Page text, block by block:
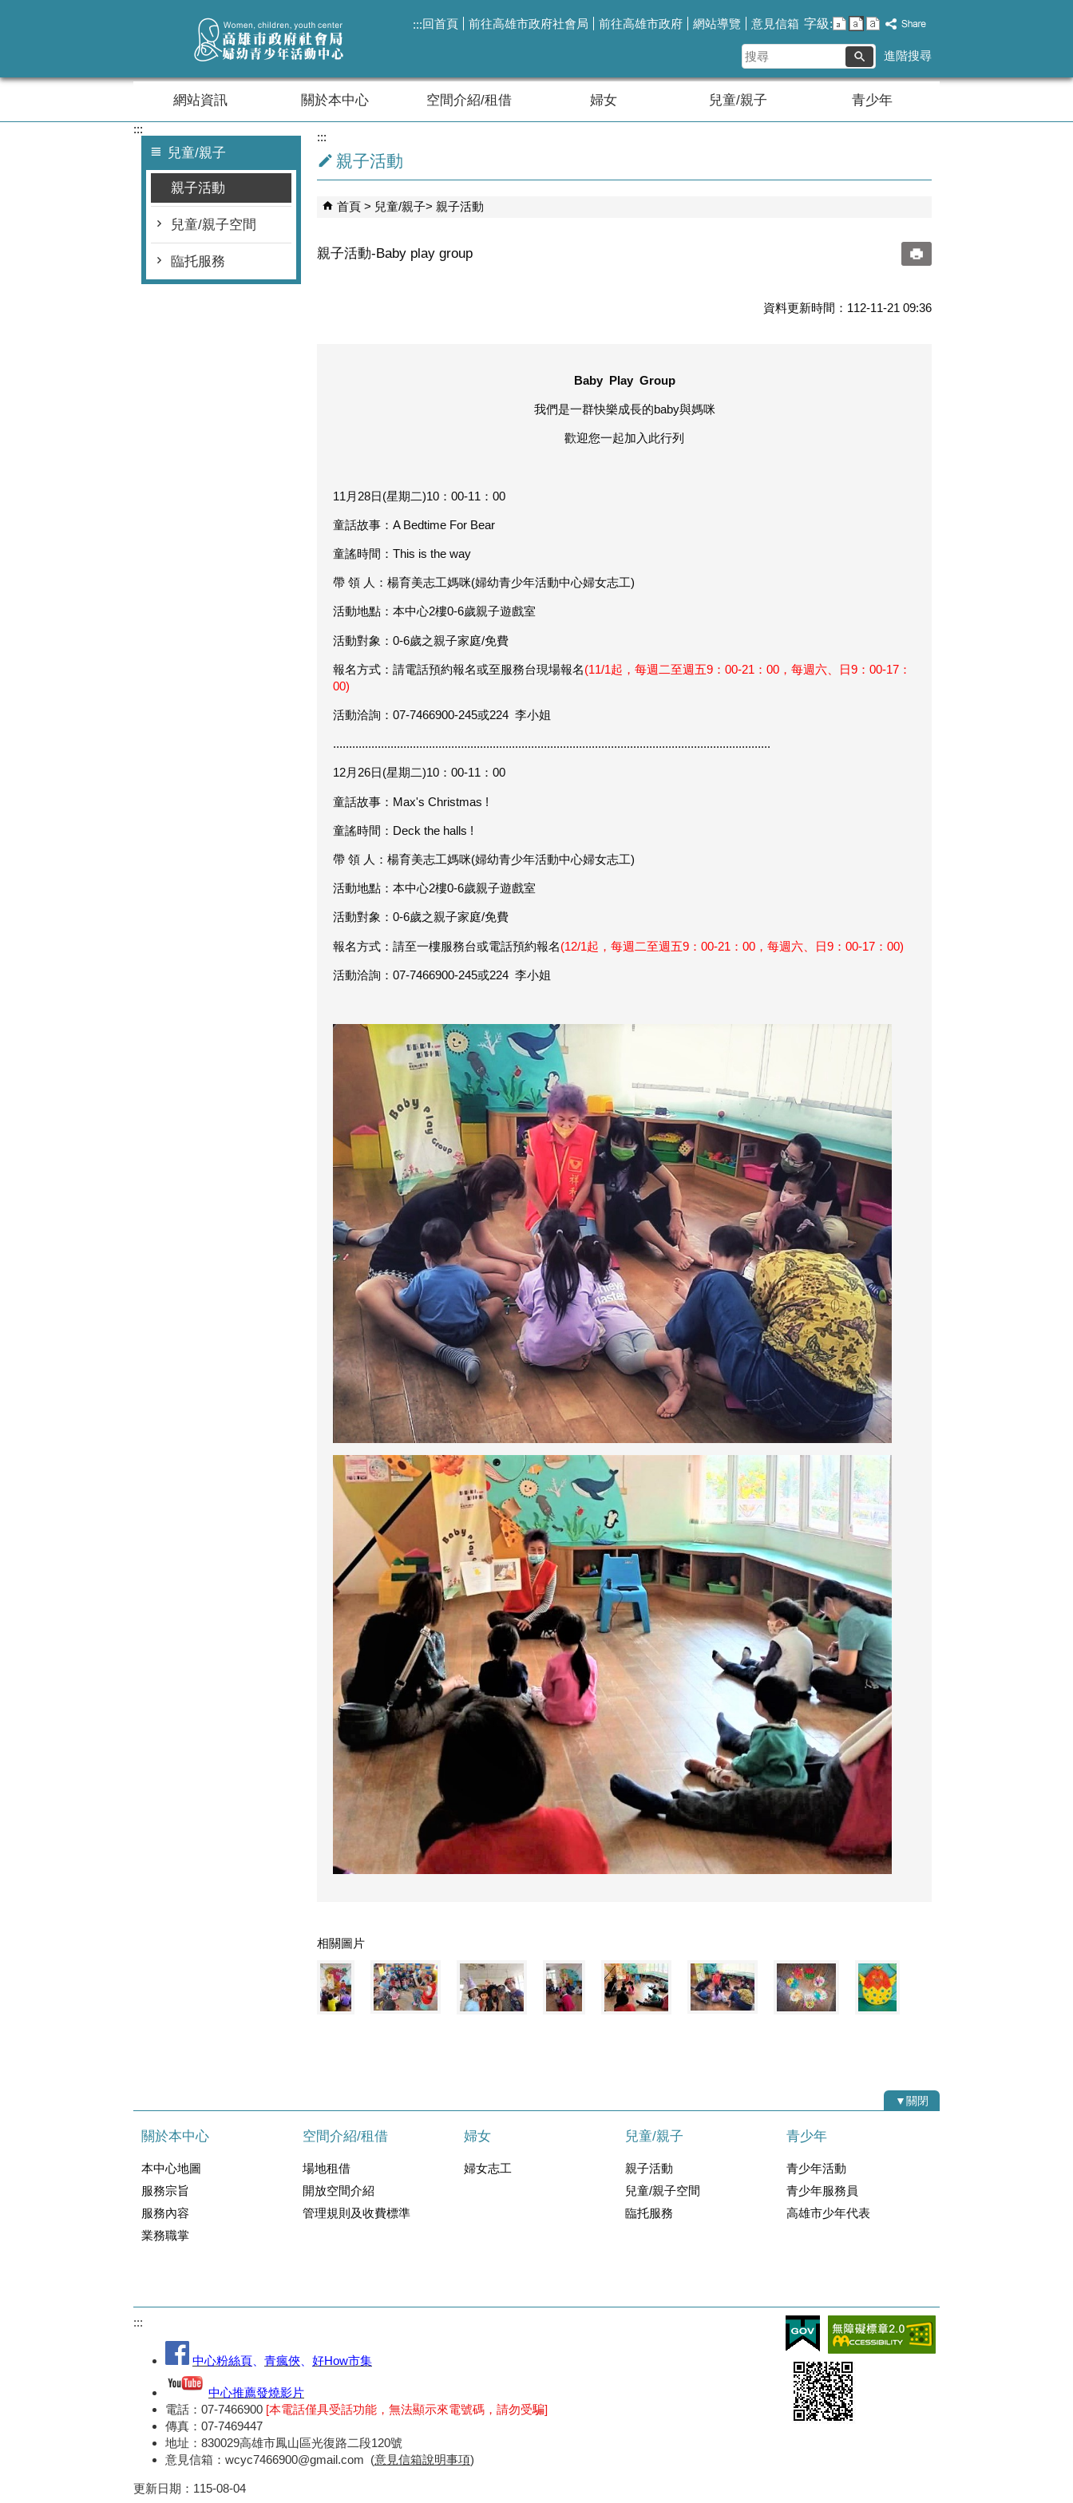
:::回首頁 前往高雄市政府社會局 前往高雄市政府 網站導覽 意見信箱 字級:
搜
尋
進階搜尋
網站資訊 關於本中心 空間介紹/租借 婦女 兒童/親子 青少年
:::
兒童/親子
親子活動
兒童/親子空間
臨托服務
:::
親子活動
首頁 兒童/親子 親子活動
親子活動-Baby play group
資料更新時間：112-11-21 09:36
Baby Play Group
我們是一群快樂成長的baby與媽咪
歡迎您一起加入此行列
11月28日(星期二)10：00-11：00
童話故事：A Bedtime For Bear
童謠時間：This is the way
帶 領 人：楊育美志工媽咪(婦幼青少年活動中心婦女志工)
活動地點：本中心2樓0-6歲親子遊戲室
活動對象：0-6歲之親子家庭/免費
報名方式：請電話預約報名或至服務台現場報名(11/1起，每週二至週五9：00-21：00，每週六、日9：00-17：
00)
活動洽詢：07-7466900-245或224 李小姐
.........................................................................................................................................
12月26日(星期二)10：00-11：00
童話故事：Max's Christmas !
童謠時間：Deck the halls !
帶 領 人：楊育美志工媽咪(婦幼青少年活動中心婦女志工)
活動地點：本中心2樓0-6歲親子遊戲室
活動對象：0-6歲之親子家庭/免費
報名方式：請至一樓服務台或電話預約報名(12/1起，每週二至週五9：00-21：00，每週六、日9：00-17：00)
活動洽詢：07-7466900-245或224 李小姐
相關圖片
▼關閉
關於本中心
本中心地圖
服務宗旨
服務內容
業務職掌
空間介紹/租借
場地租借
開放空間介紹
管理規則及收費標準
婦女
婦女志工
兒童/親子
親子活動
兒童/親子空間
臨托服務
青少年
青少年活動
青少年服務員
高雄市少年代表
:::
中心粉絲頁 青瘋俠 好How市集
中心推薦發燒影片
電話：07-7466900 [本電話僅具受話功能，無法顯示來電號碼，請勿受騙]
傳真：07-7469447
地址：830029高雄市鳳山區光復路二段120號
意見信箱：wcyc7466900@gmail.com (意見信箱說明事項)
更新日期： 115-08-04